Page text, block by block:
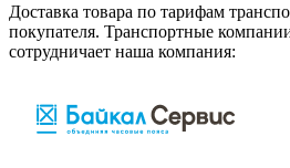
Доставка товара по тарифам
покупателя. Транспортные
сотрудничает наша компания: